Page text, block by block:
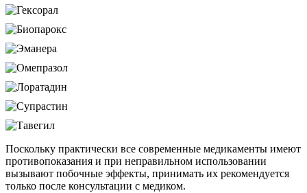
Поскольку практически все современные медикаменты имеют
противопоказания и при неправильном использовании
вызывают побочные эффекты, принимать их рекомендуется
только после консультации с медиком.